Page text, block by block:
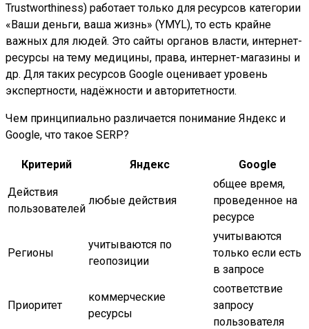
Trustworthiness) работает только для ресурсов категории
«Ваши деньги, ваша жизнь» (YMYL), то есть крайне
важных для людей. Это сайты органов власти, интернет-
ресурсы на тему медицины, права, интернет-магазины и
др. Для таких ресурсов Google оценивает уровень
экспертности, надёжности и авторитетности.
Чем принципиально различается понимание Яндекс и
Google, что такое SERP?
Критерий Яндекс Google
Действия
пользователей
любые действия
общее время,
проведенное на
ресурсе
Регионы
учитываются по
геопозиции
учитываются
только если есть
в запросе
Приоритет
коммерческие
ресурсы
соответствие
запросу
пользователя